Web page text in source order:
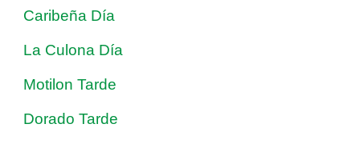
Caribeña Día
La Culona Día
Motilon Tarde
Dorado Tarde